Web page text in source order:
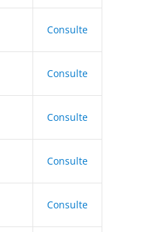
Consulte
Consulte
Consulte
Consulte
Consulte